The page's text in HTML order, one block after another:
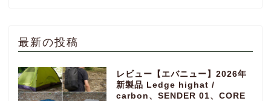
最新の投稿
レビュー【エバニュー】2026年
新製品 Ledge highat /
carbon、SENDER 01、CORE